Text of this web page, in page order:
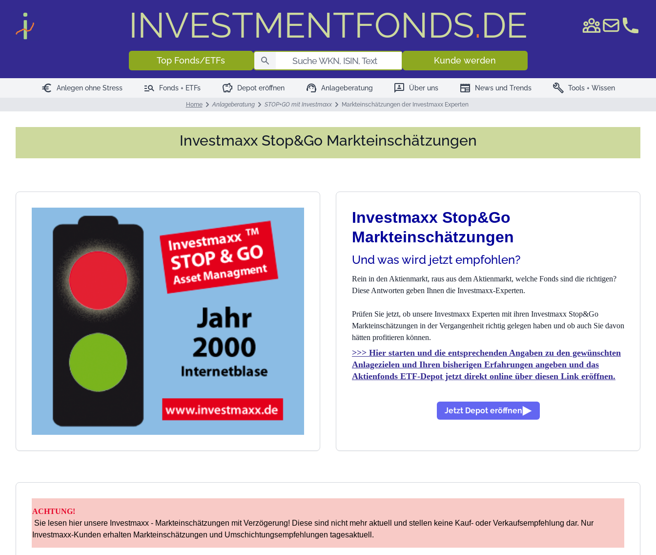
INVESTMENTFONDS.DE
Top Fonds/ETFs Fondssuche WKN/ISIN
Kunde werden
euro Anlegen ohne Stress manage_search Fonds + ETFs savings Depot eröffnen support_agent Anlageberatung 3p Über uns newspaper News und Trends build Tools + Wissen
Home Anlageberatung STOP+GO mit Investmaxx Markteinschätzungen der Investmaxx Experten
Investmaxx Stop&Go Markteinschätzungen
Investmaxx Stop&Go
Markteinschätzungen
Und was wird jetzt empfohlen?
Rein in den Aktienmarkt, raus aus dem Aktienmarkt, welche Fonds sind die richtigen?
Diese Antworten geben Ihnen die Investmaxx-Experten.
Prüfen Sie jetzt, ob unsere Investmaxx Experten mit ihren Investmaxx Stop&Go
Markteinschätzungen in der Vergangenheit richtig gelegen haben und ob auch Sie davon
hätten profitieren können.
>>> Hier starten und die entsprechenden Angaben zu den gewünschten
Anlagezielen und Ihren bisherigen Erfahrungen angeben und das
Aktienfonds ETF-Depot jetzt direkt online über diesen Link eröffnen.
Jetzt Depot eröffnen
ACHTUNG!
Sie lesen hier unsere Investmaxx - Markteinschätzungen mit Verzögerung! Diese sind nicht mehr aktuell und stellen keine Kauf- oder Verkaufsempfehlung dar. Nur
Investmaxx-Kunden erhalten Markteinschätzungen und Umschichtungsempfehlungen tagesaktuell.